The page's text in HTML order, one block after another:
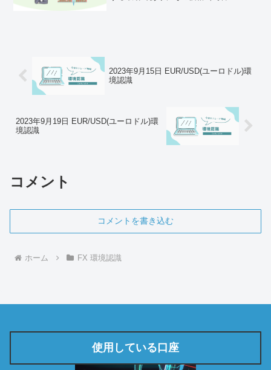
2023年9月15日 EUR/USD(ユーロドル)環
境認識
2023年9月19日 EUR/USD(ユーロドル)環
境認識
コメント
コメントを書き込む
ホーム FX 環境認識
使用している口座